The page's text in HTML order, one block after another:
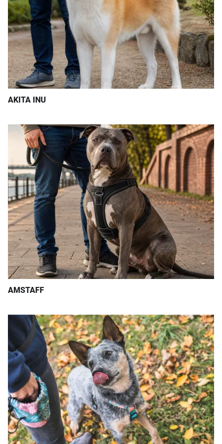
AKITA INU
AMSTAFF